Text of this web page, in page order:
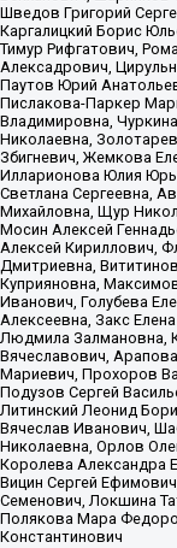
Шведов Григорий
Каргалицкий Борис
Тимур Рифгатович,
Алексадрович,
Паутов Юрий
Пислакова-Паркер
Владимировна,
Николаевна,
Збигневич, Жемкова
Илларионова Юлия
Светлана Сергеевна,
Михайловна, Щур
Мосин Алексей
Алексей Кириллович,
Дмитриевна,
Куприяновна,
Иванович, Голубева
Алексеевна, Закс
Людмила Залмановна,
Вячеславович,
Мариевич, Прохоров
Подузов Сергей
Литинский Леонид
Вячеслав Иванович,
Николаевна, Орлов
Королева Александра
Вицин Сергей
Семенович, Локшина
Полякова Мара
Константинович